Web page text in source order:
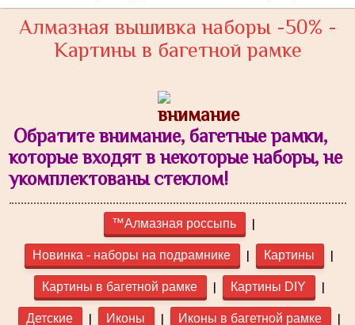
Алмазная вышивка наборы -50% -
Картины в багетной рамке
Обратите внимание, багетные рамки,
которые входят в некоторые наборы, не
укомплектованы стеклом!
™Алмазная россыпь |
Новинка - наборы на подрамнике | Картины |
Картины в багетной рамке | Картины DIY |
Детские | Иконы | Иконы в багетной рамке |